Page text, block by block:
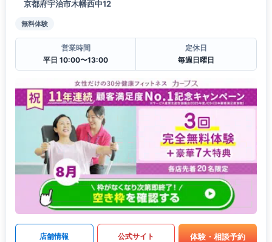
京都府宇治市木幡西中12
無料体験
営業時間
平日 10:00〜13:00
定休日
毎週日曜日
店舗情報 公式サイト 体験・相談予約